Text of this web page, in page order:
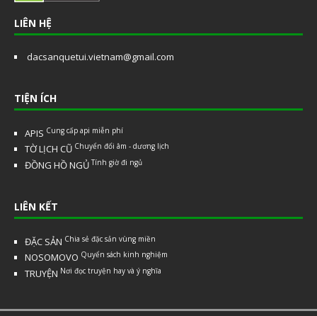
LIÊN HỆ
dacsanquetui.vietnam@gmail.com
TIỆN ÍCH
APIS Cung cấp api miễn phí
TỜ LỊCH CŨ Chuyển đổi âm - dương lịch
ĐỒNG HỒ NGỦ Tính giờ đi ngủ
LIÊN KẾT
ĐẶC SẢN Chia sẻ đặc sản vùng miền
NOSOMOVO Quyển sách kinh nghiệm
TRUYỆN Nơi đọc truyện hay và ý nghĩa